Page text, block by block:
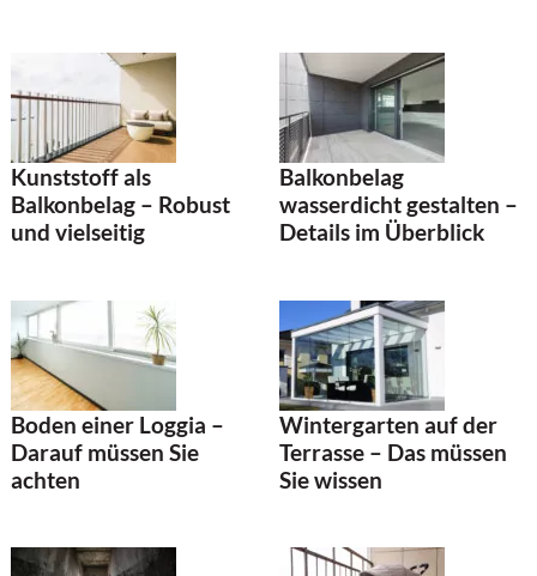
Kunststoff als
Balkonbelag – Robust
und vielseitig
Balkonbelag
wasserdicht gestalten –
Details im Überblick
Boden einer Loggia –
Darauf müssen Sie
achten
Wintergarten auf der
Terrasse – Das müssen
Sie wissen